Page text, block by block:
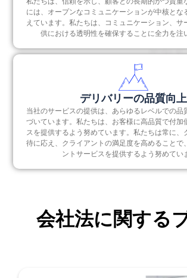
には、オープンなコミュニケーションが中核とな
えています。私たちは、コミュニケーション、サ
供における透明性を確保することに全力を注
デリバリーの品質向上
当社のサービスの提供は、あらゆるレベルでの品
づいています。私たちは、お客様に高品質で付加
スを提供するよう努めています。私たちは常に、
待に応え、クライアントの満足度を高めることで
ントサービスを提供するよう努めてい
会社法に関する